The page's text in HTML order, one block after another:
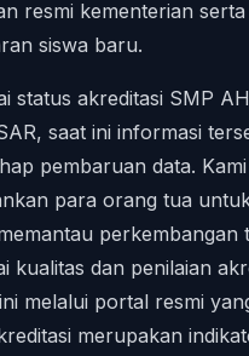
resmi kementerian serta
siswa baru.
status akreditasi SMP
saat ini informasi
pembaruan data. Kami
para orang tua
perkembangan
kualitas dan penilaian
melalui portal resmi
merupakan